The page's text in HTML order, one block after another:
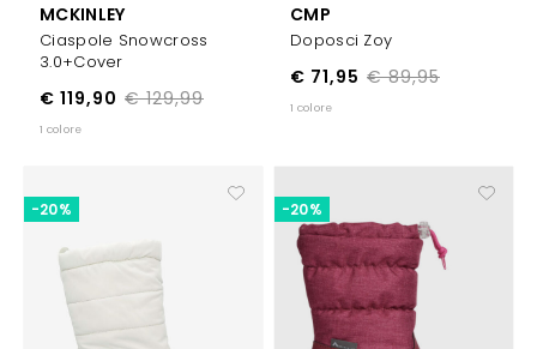
MCKINLEY
Ciaspole Snowcross
3.0+cover
€ 129,99
€ 119,90
1 colore
CMP
Doposci Zoy
€ 89,95
€ 71,95
1 colore
-20% -20%